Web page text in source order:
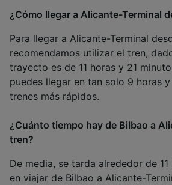
¿Cómo llegar a Alicante-Terminal
Para llegar a Alicante-Terminal
recomendamos utilizar el tren,
trayecto es de 11 horas y 21
puedes llegar en tan solo 9 horas
trenes más rápidos.
¿Cuánto tiempo hay de Bilbao a
tren?
De media, se tarda alrededor de
en viajar de Bilbao a Alicante-